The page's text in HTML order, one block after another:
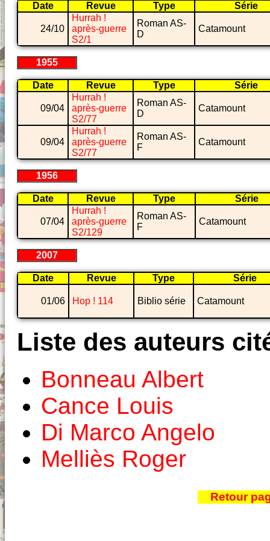
Date Revue Type Série
24/10
Hurrah !
après-guerre
S2/1
Roman AS-
D
Catamount
1955
Date Revue Type Série
09/04
Hurrah !
après-guerre
S2/77
Roman AS-
D
Catamount
09/04
Hurrah !
après-guerre
S2/77
Roman AS-
F
Catamount
1956
Date Revue Type Série
07/04
Hurrah !
après-guerre
S2/129
Roman AS-
F
Catamount
2007
Date Revue Type Série
01/06 Hop ! 114 Biblio série Catamount
Liste des auteurs
Bonneau Albert
Cance Louis
Di Marco Angelo
Melliès Roger
Retour